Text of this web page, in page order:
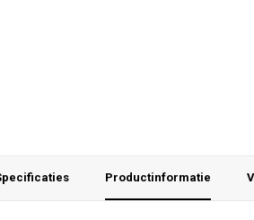
Productinformatie